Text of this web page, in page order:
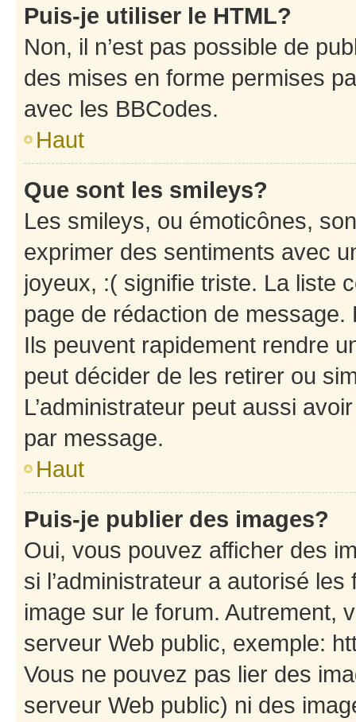
Puis-je utiliser le HTML?
Non, il n’est pas possible de
des mises en forme permises
avec les BBCodes.
Haut
Que sont les smileys?
Les smileys, ou émoticônes,
exprimer des sentiments avec
joyeux, :( signifie triste. La liste
page de rédaction de
Ils peuvent rapidement rendre
peut décider de les retirer ou
L’administrateur peut aussi
par message.
Haut
Puis-je publier des images?
Oui, vous pouvez afficher des
si l’administrateur a autorisé
image sur le forum. Autrement,
serveur Web public, exemple:
Vous ne pouvez pas lier des
serveur Web public) ni des